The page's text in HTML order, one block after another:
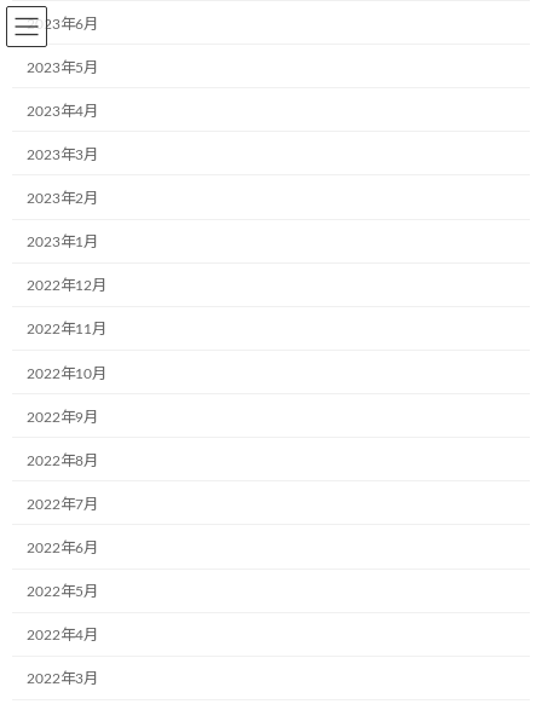
コ
ン
ナ
ビ
こどもミュージアムプロ
ジェクトとは
ある交通事故から始まった取り組みに
なります。
2023年6月
2023年5月
2023年4月
2023年3月
2023年2月
2023年1月
2022年12月
2022年11月
2022年10月
2022年9月
2022年8月
2022年7月
2022年6月
2022年5月
2022年4月
2022年3月